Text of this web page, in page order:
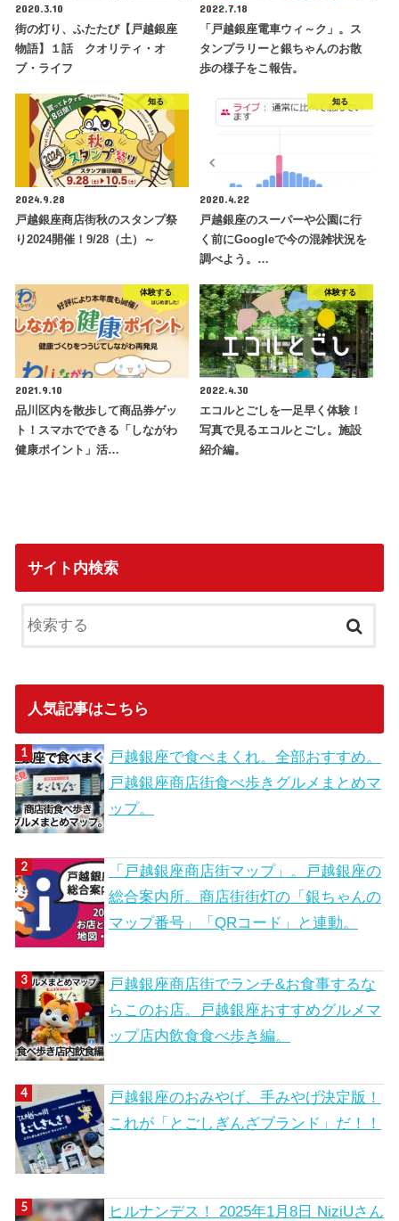
2020.3.10
街の灯り、ふたたび【戸越銀座
物語】１話 クオリティ・オ
ブ・ライフ
2022.7.18
「戸越銀座電車ウィ～ク」。ス
タンプラリーと銀ちゃんのお散
歩の様子をこ報告。
知る
2024.9.28
戸越銀座商店街秋のスタンプ祭
り2024開催！9/28（土）～
知る
2020.4.22
戸越銀座のスーパーや公園に行
く前にGoogleで今の混雑状況を
調べよう。…
体験する
2021.9.10
品川区内を散歩して商品券ゲッ
ト！スマホでできる「しながわ
健康ポイント」活…
体験する
2022.4.30
エコルとごしを一足早く体験！
写真で見るエコルとごし。施設
紹介編。
サイト内検索
人気記事はこちら
戸越銀座で食べまくれ。全部おすすめ。
戸越銀座商店街食べ歩きグルメまとめマ
ップ。
「戸越銀座商店街マップ」。戸越銀座の
総合案内所。商店街街灯の「銀ちゃんの
マップ番号」「QRコード」と連動。
戸越銀座商店街でランチ&お食事するな
らこのお店。戸越銀座おすすめグルメマ
ップ店内飲食食べ歩き編。
戸越銀座のおみやげ、手みやげ決定版！
これが「とごしぎんざブランド」だ！！
ヒルナンデス！ 2025年1月8日 NiziUさん